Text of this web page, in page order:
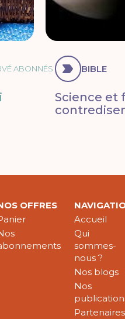
ABONNÉS BIBLE
Science et
OFFRES
Accueil
Qui
sommes-
nous ?
Nos blogs
Nos
Partenaires